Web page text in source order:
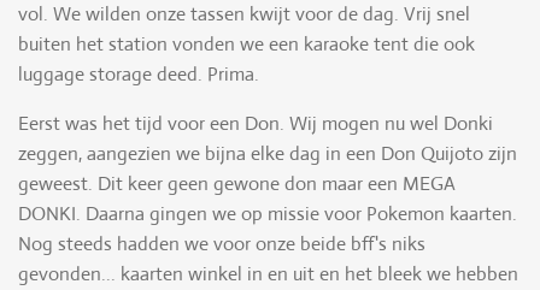
vol. We wilden onze tassen kwijt voor de dag. Vrij snel
buiten het station vonden we een karaoke tent die ook
luggage storage deed. Prima.
Eerst was het tijd voor een Don. Wij mogen nu wel Donki
zeggen, aangezien we bijna elke dag in een Don Quijoto zijn
geweest. Dit keer geen gewone don maar een MEGA
DONKI. Daarna gingen we op missie voor Pokemon kaarten.
Nog steeds hadden we voor onze beide bff's niks
gevonden... kaarten winkel in en uit en het bleek we hebben